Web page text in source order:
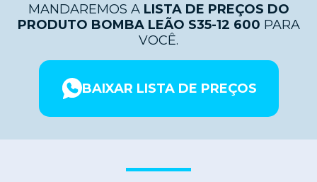
MANDAREMOS A LISTA DE PREÇOS DO
PRODUTO BOMBA LEÃO S35-12 600 PARA
VOCÊ.
BAIXAR LISTA DE PREÇOS